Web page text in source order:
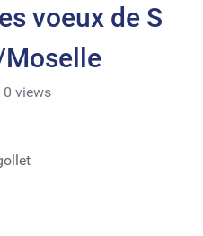
voeux de S
0 views